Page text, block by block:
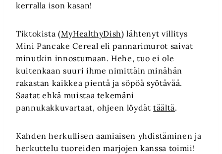
kerralla ison kasan!
Tiktokista (MyHealthyDish) lähtenyt villitys
Mini Pancake Cereal eli pannarimurot saivat
minutkin innostumaan. Hehe, tuo ei ole
kuitenkaan suuri ihme nimittäin minähän
rakastan kaikkea pientä ja söpöä syötävää.
Saatat ehkä muistaa tekemäni
pannukakkuvartaat, ohjeen löydättäältä.
Kahden herkullisen aamiaisen yhdistäminen ja
herkuttelu tuoreiden marjojen kanssa toimii!